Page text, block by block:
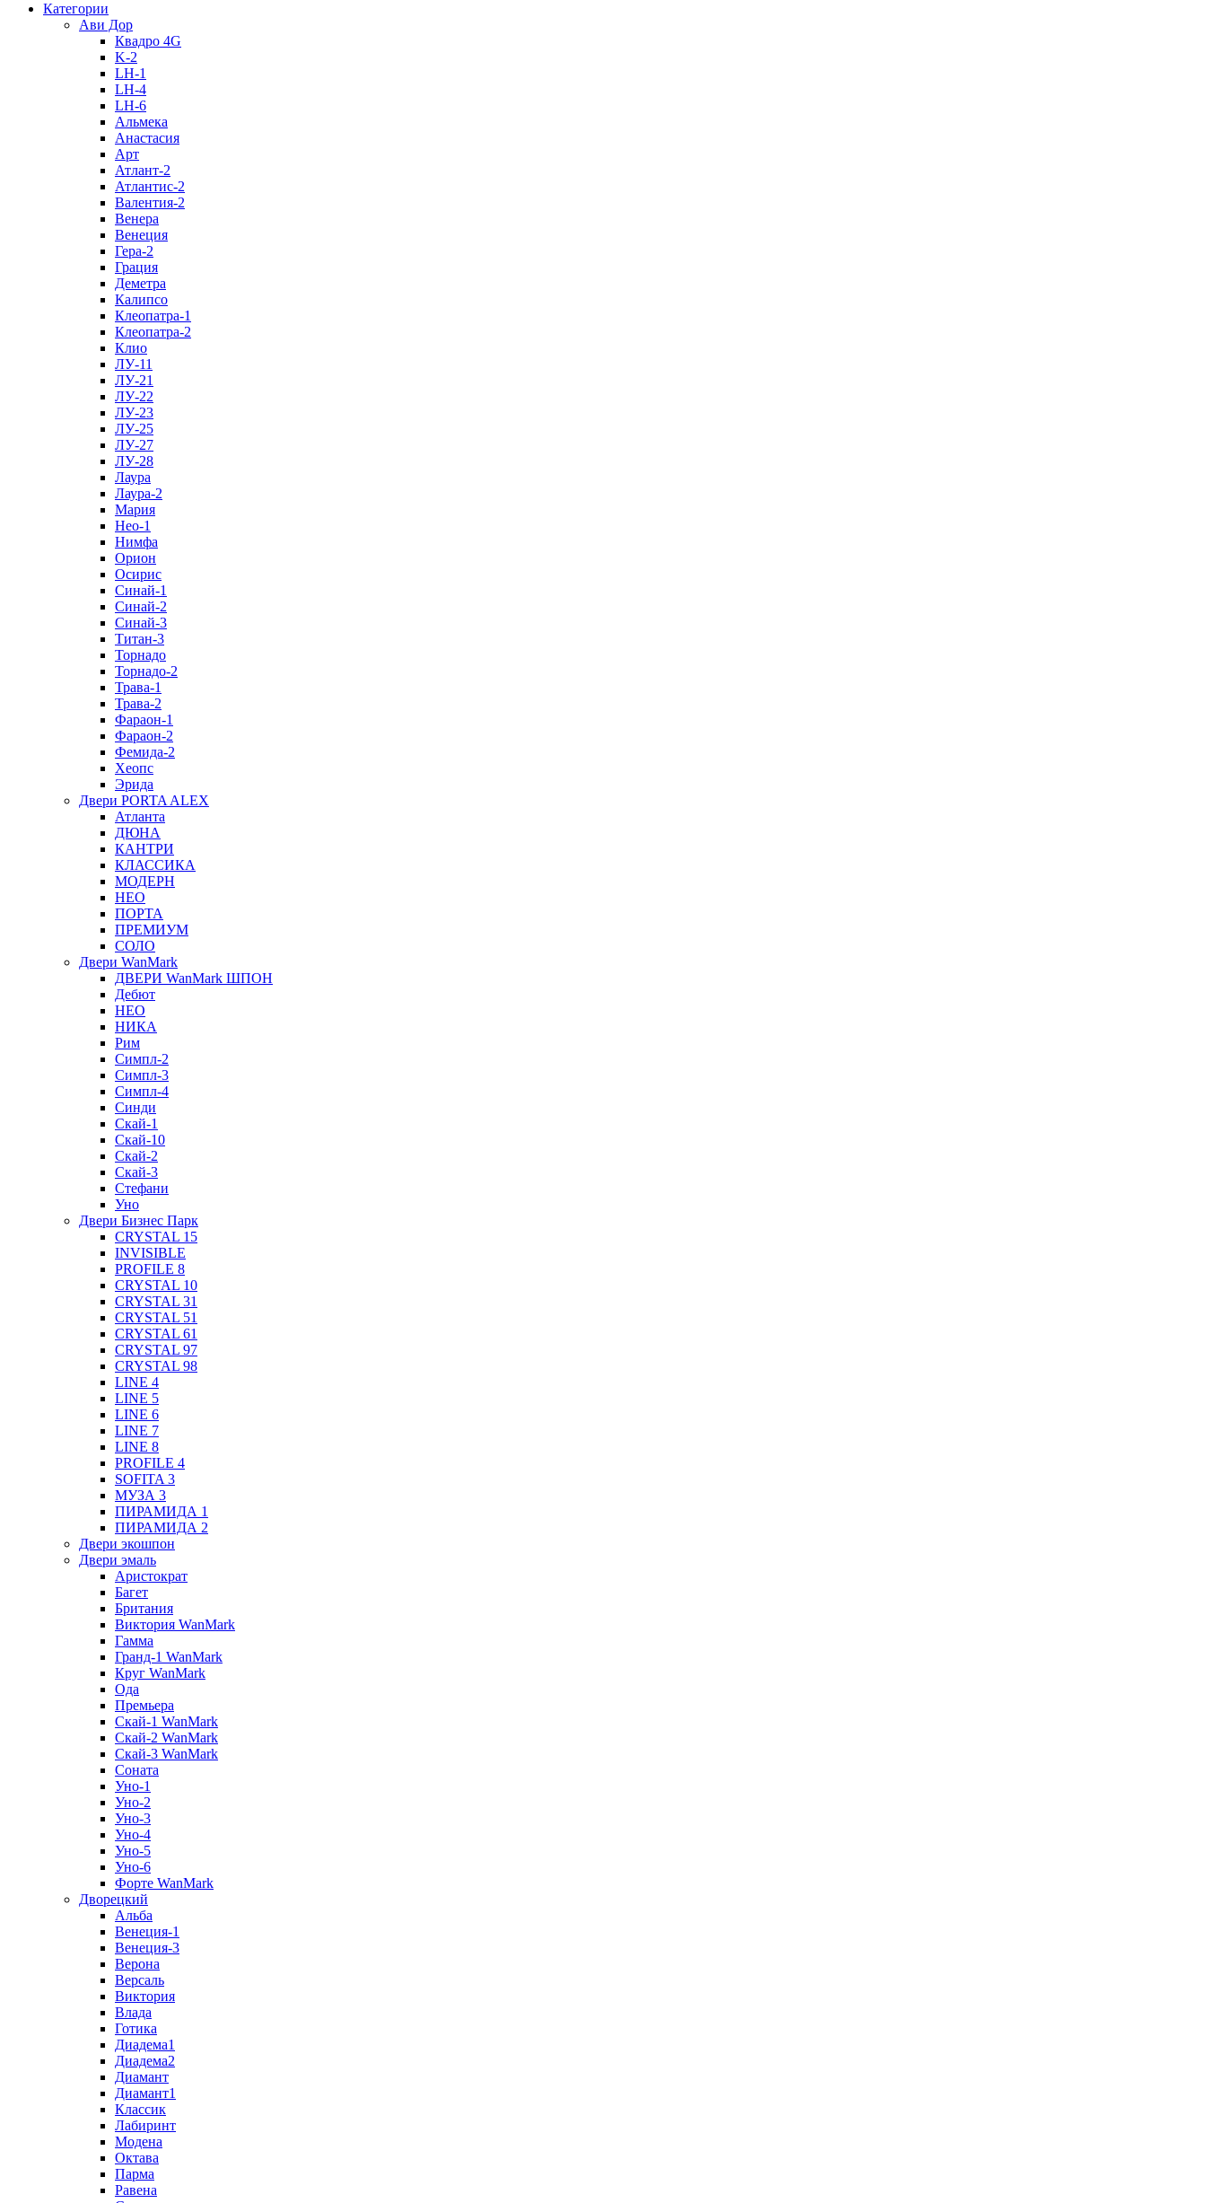
Категории
Ави Дор
Квадро 4G
K-2
LH-1
LH-4
LH-6
Альмека
Анастасия
Арт
Атлант-2
Атлантис-2
Валентия-2
Венера
Венеция
Гера-2
Грация
Деметра
Калипсо
Клеопатра-1
Клеопатра-2
Клио
ЛУ-11
ЛУ-21
ЛУ-22
ЛУ-23
ЛУ-25
ЛУ-27
ЛУ-28
Лаура
Лаура-2
Мария
Нео-1
Нимфа
Орион
Осирис
Синай-1
Синай-2
Синай-3
Титан-3
Торнадо
Торнадо-2
Трава-1
Трава-2
Фараон-1
Фараон-2
Фемида-2
Хеопс
Эрида
Двери PORTA ALEX
Атланта
ДЮНА
КАНТРИ
КЛАССИКА
МОДЕРН
НЕО
ПОРТА
ПРЕМИУМ
СОЛО
Двери WanMark
ДВЕРИ WanMark ШПОН
Дебют
НЕО
НИКА
Рим
Симпл-2
Симпл-3
Симпл-4
Синди
Скай-1
Скай-10
Скай-2
Скай-3
Стефани
Уно
Двери Бизнес Парк
CRYSTAL 15
INVISIBLE
PROFILE 8
CRYSTAL 10
CRYSTAL 31
CRYSTAL 51
CRYSTAL 61
CRYSTAL 97
CRYSTAL 98
LINE 4
LINE 5
LINE 6
LINE 7
LINE 8
PROFILE 4
SOFITA 3
МУЗА 3
ПИРАМИДА 1
ПИРАМИДА 2
Двери экошпон
Двери эмаль
Аристократ
Багет
Британия
Виктория WanMark
Гамма
Гранд-1 WanMark
Круг WanMark
Ода
Премьера
Скай-1 WanMark
Скай-2 WanMark
Скай-3 WanMark
Соната
Уно-1
Уно-2
Уно-3
Уно-4
Уно-5
Уно-6
Форте WanMark
Дворецкий
Альба
Венеция-1
Венеция-3
Верона
Версаль
Виктория
Влада
Готика
Диадема1
Диадема2
Диамант
Диамант1
Классик
Лабиринт
Модена
Октава
Парма
Равена